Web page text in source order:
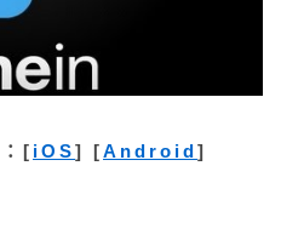
[ iOS] [Android]